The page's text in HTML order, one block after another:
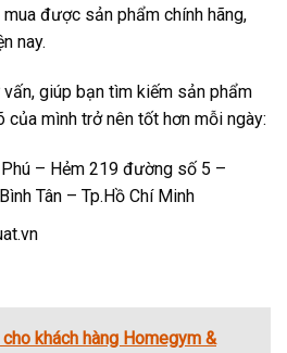
được sản phẩm chính hãng,
nay.
giúp bạn tìm kiếm sản phẩm
của mình trở nên tốt hơn mỗi ngày:
– Hẻm 219 đường số 5 –
Tân – Tp.Hồ Chí Minh
cho khách hàng Homegym &